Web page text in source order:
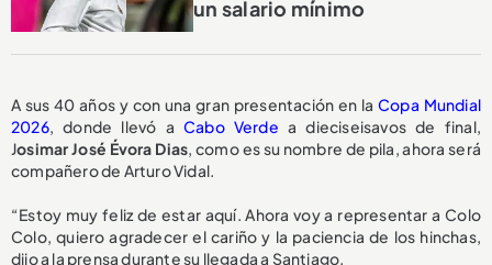
un salario mínimo
A sus 40 años y con una gran presentación en laCopa Mundial
2026, donde llevó a Cabo Verde a dieciseisavos de final,
Josimar José Évora Dias, como es su nombre de pila, ahora será
compañero de Arturo Vidal.
“Estoy muy feliz de estar aquí. Ahora voy a representar a Colo
Colo, quiero agradecer el cariño y la paciencia de los hinchas,
dijo a la prensa durante su llegada a Santiago.